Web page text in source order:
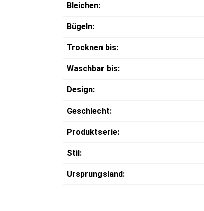
Bleichen:
Bügeln:
Trocknen bis:
Waschbar bis:
Design:
Geschlecht:
Produktserie:
Stil:
Ursprungsland: